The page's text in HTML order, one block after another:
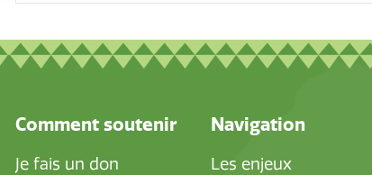
Comment soutenir
Je fais un don
Navigation
Les enjeux